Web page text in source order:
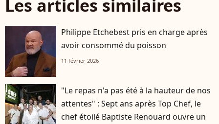
Les articles similaires
Philippe Etchebest pris en charge après
avoir consommé du poisson
11 février 2026
"Le repas n'a pas été à la hauteur de nos
attentes" : Sept ans après Top Chef, le
chef étoilé Baptiste Renouard ouvre un